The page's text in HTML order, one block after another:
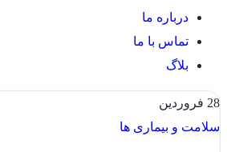
درباره ما
تماس با ما
بلاگ
28 فروردین
سلامت و بیماری ها